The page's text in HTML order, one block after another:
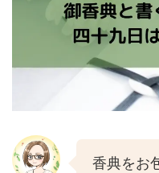
香典をお